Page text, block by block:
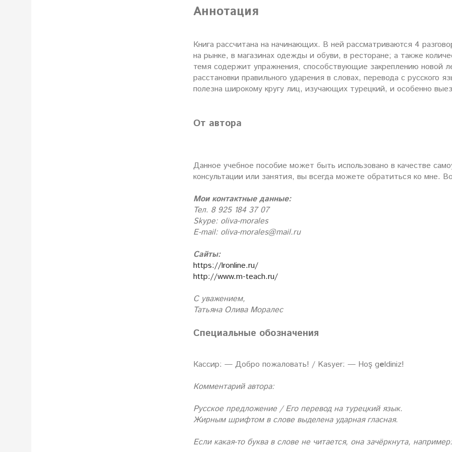
Аннотация
Книга рассчитана на начинающих. В ней рассматриваются 4
на рынке, в магазинах одежды и обуви, в ресторане; а также
темя содержит упражнения, способствующие закреплению новой
расстановки правильного ударения в словах, перевода с русского
полезна широкому кругу лиц, изучающих турецкий, и особенно
От автора
Данное учебное пособие может быть использовано в качестве
консультации или занятия, вы всегда можете обратиться ко мне.
Мои контактные данные:
Тел. 8 925 184 37 07
Skype: oliva-morales
E-mail: oliva-morales@mail.ru
Сайты:
https://lronline.ru/
http://www.m-teach.ru/
С уважением,
Татьяна Олива Моралес
Специальные обозначения
Кассир: — Добро пожаловать! / Kasyer: — Hoş geldiniz!
Комментарий автора:
Русское предложение / Его перевод на турецкий язык.
Жирным шрифтом в слове выделена ударная гласная.
Если какая-то буква в слове не читается, она зачёркнута, например: